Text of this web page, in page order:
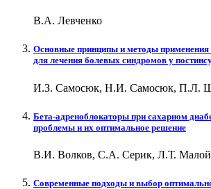
В.А. Левченко
Основные принципы и методы применения
для лечения болевых синдромов у
И.З. Самосюк, Н.И. Самосюк, П.Л.
Бета-адреноблокаторы при сахарном
проблемы и их оптимальное решение
В.И. Волков, С.А. Серик, Л.Т. Малой
Современные подходы и выбор